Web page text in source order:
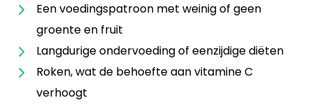
Een voedingspatroon met weinig of geen
groente en fruit
Langdurige ondervoeding of eenzijdige diëten
Roken, wat de behoefte aan vitamine C
verhoogt